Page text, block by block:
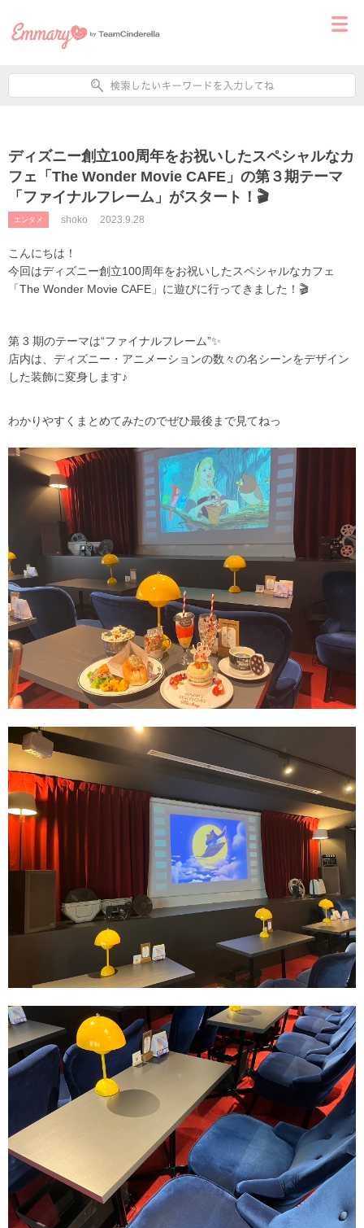
ディズニー創立100周年をお祝いしたスペシャルなカ
フェ「The Wonder Movie CAFE」の第３期テーマ
「ファイナルフレーム」がスタート！🎬
エンタメ shoko 2023.9.28
こんにちは！
今回はディズニー創立100周年をお祝いしたスペシャルなカフェ
「The Wonder Movie CAFE 」に遊びに行ってきました！🎬
第 3 期のテーマは“ファイナルフレーム”✨
店内は、ディズニー・アニメーションの数々の名シーンをデザイン
した装飾に変身します♪
わかりやすくまとめてみたのでぜひ最後まで見てねっ